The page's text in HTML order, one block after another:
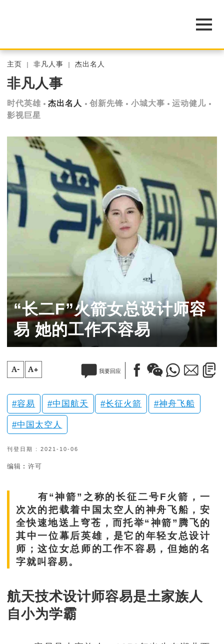
主页 非凡人事 杰出名人
非凡人事
时代英雄 杰出名人 创新先锋 小城大事
运动健儿
影视巨星
“长二F”火箭女总设计师容
易 她的工作不容易
A- A+ 我要回应
容易 中国航天 长征火箭 神舟飞船
中国太空人
刊登日期 : 2021-10-06
编辑︰许可
有“神箭”之称的长征二号F火箭，一
次次的把载着中国太空人的神舟飞船，安
全快速地送上穹苍，而托举“神箭”腾飞的
其中一位幕后英雄，是它的年轻女总设计
师；这位女总师的工作不容易，但她的名
字就叫容易。
航天技术设计师容易是土家族人
自小为学霸